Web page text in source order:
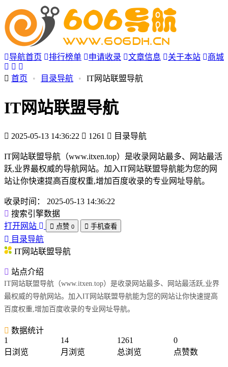
导航首页 排行榜单 申请收录 文章信息 关于本站 商城
首页 • 目录导航 • IT网站联盟导航
IT网站联盟导航
2025-05-13 14:36:22 1261 目录导航
IT网站联盟导航（www.itxen.top）是收录网站最多、网站最活
跃,业界最权威的导航网站。加入IT网站联盟导航能为您的网
站让你快速提高百度权重,增加百度收录的专业网址导航。
收录时间：
2025-05-13 14:36:22
搜索引擎数据
打开网站
点赞 0 手机查看
目录导航
IT网站联盟导航
站点介绍
IT网站联盟导航（www.itxen.top）是收录网站最多、网站最活跃,业界
最权威的导航网站。加入IT网站联盟导航能为您的网站让你快速提高
百度权重,增加百度收录的专业网址导航。
数据统计
1
日浏览
14
月浏览
1261
总浏览
0
点赞数